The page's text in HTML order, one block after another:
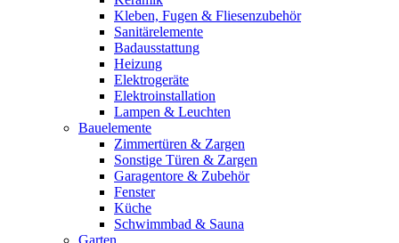
Kleben, Fugen & Fliesenzubehör
Sanitärelemente
Badausstattung
Heizung
Elektrogeräte
Elektroinstallation
Lampen & Leuchten
Bauelemente
Zimmertüren & Zargen
Sonstige Türen & Zargen
Garagentore & Zubehör
Fenster
Küche
Schwimmbad & Sauna
Garten